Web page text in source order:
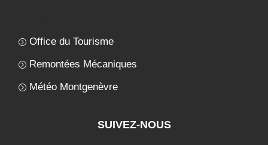
Office du Tourisme
Remontées Mécaniques
Météo Montgenèvre
SUIVEZ-NOUS